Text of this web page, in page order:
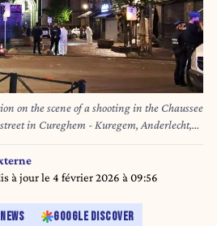
on the scene of a shooting in the Chaussee
in Cureghem - Kuregem, Anderlecht,
On Friday evening a person got seriously
PHOTO JENS THEYS
à jour le 4 février 2026 à 09:56
GOOGLE DISCOVER